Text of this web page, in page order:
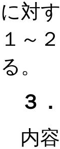
に対
１～
る。
３
内容